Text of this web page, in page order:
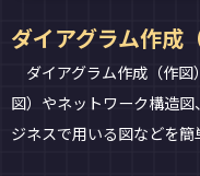
ダイアグラム作成
ダイアグラム作成（作図
図）やネットワーク構造
ジネスで用いる図などを簡